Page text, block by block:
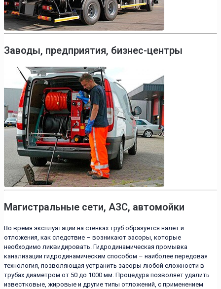
Заводы, предприятия, бизнес-центры
Магистральные сети, АЗС, автомойки
Во время эксплуатации на стенках труб образуется налет и
отложения, как следствие – возникают засоры, которые
необходимо ликвидировать. Гидродинамическая промывка
канализации гидродинамическим способом – наиболее передовая
технология, позволяющая устранить засоры любой сложности в
трубах диаметром от 50 до 1000 мм. Процедура позволяет удалить
известковые, жировые и другие типы отложений, с применением